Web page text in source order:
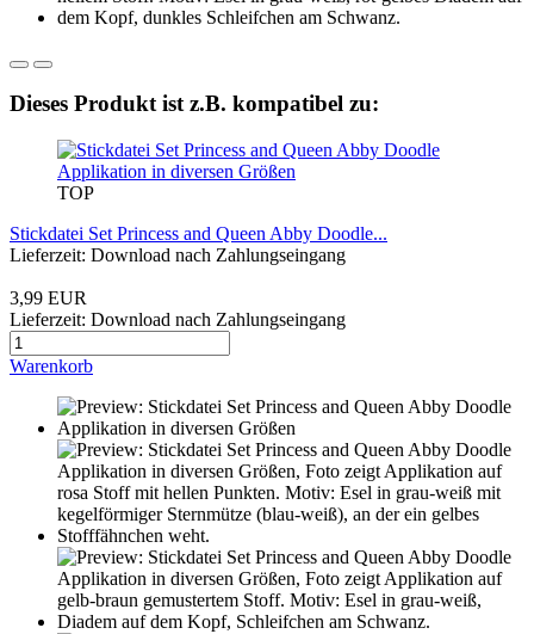
Dieses Produkt ist z.B. kompatibel zu:
TOP
Stickdatei Set Princess and Queen Abby Doodle...
Lieferzeit: Download nach Zahlungseingang
3,99 EUR
Lieferzeit: Download nach Zahlungseingang
Warenkorb